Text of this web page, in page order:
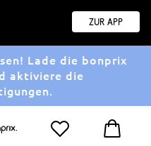
Zur App
Lade die bonprix
aktiviere die